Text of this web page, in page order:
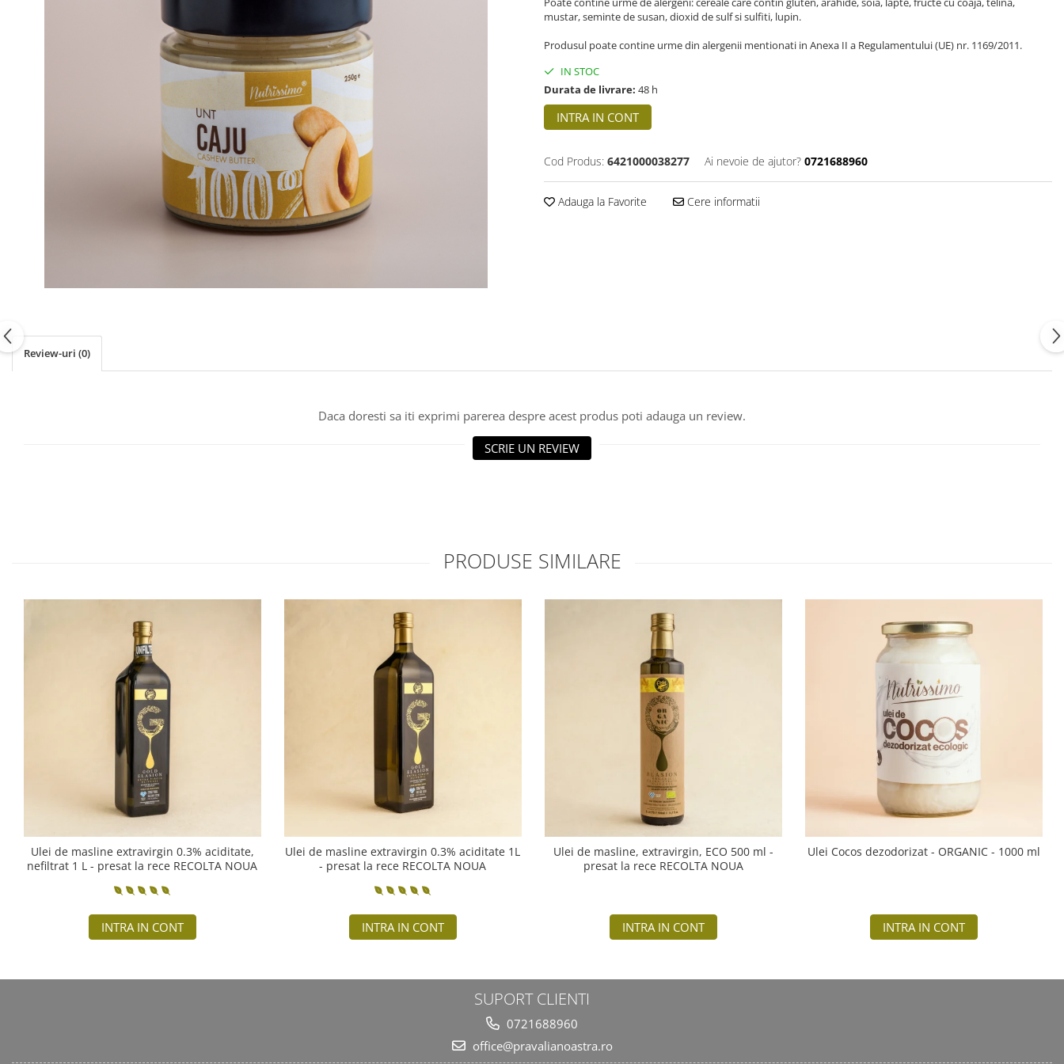
CREME ȘI PASTE TARTINABILE
TOATE PRODUSELE
mustar, seminte de susan, dioxid de sulf si sulfiti, lupin.
Produsul poate contine urme din alergenii mentionati in Anexa II a Regulamentului (UE) nr. 1169/2011.
IN STOC
Durata de livrare: 48 h
INTRA IN CONT
Cod Produs: 6421000038277 Ai nevoie de ajutor? 0721688960
Adauga la Favorite Cere informatii
Review-uri (0)
Daca doresti sa iti exprimi parerea despre acest produs poti adauga un review.
SCRIE UN REVIEW
PRODUSE SIMILARE
Ulei de masline extravirgin 0.3% aciditate,
nefiltrat 1 L - presat la rece RECOLTA NOUA
INTRA IN CONT
Ulei de masline extravirgin 0.3% aciditate 1L
- presat la rece RECOLTA NOUA
INTRA IN CONT
Ulei de masline, extravirgin, ECO 500 ml -
presat la rece RECOLTA NOUA
INTRA IN CONT
Ulei Cocos dezodorizat - ORGANIC - 1000 ml
INTRA IN CONT
SUPORT CLIENTI
0721688960
office@pravalianoastra.ro